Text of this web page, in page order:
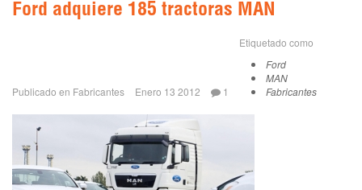
Ford adquiere 185 tractoras MAN
Publicado en Fabricantes Enero 13 2012 1
Etiquetado como
Ford
MAN
Fabricantes